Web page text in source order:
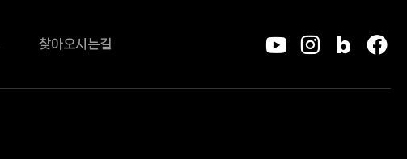
찾아오시는길
유튜브인스타그
블로그
페